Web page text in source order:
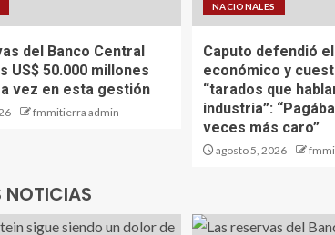
del Banco Central
US$ 50.000 millones
vez en esta gestión
fmmitierra admin
NACIONALES
Caputo defendió
económico y
“tarados que
industria”:
veces más caro”
agosto 5, 2026
NOTICIAS